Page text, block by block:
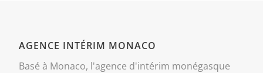
AGENCE INTÉRIM MONACO
Basé à Monaco, l'agence d'intérim monégasque